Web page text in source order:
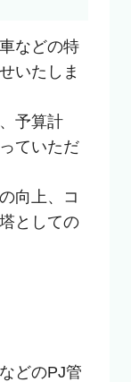
などの特
いたしま
予算計
ていただ
向上、コ
としての
どのPJ管